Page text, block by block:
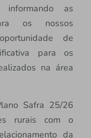
informando as
os nossos
de
para os
na área
Safra 25/26
rurais com o
da